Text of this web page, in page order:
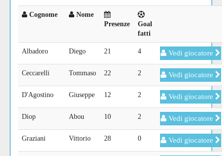
Cognome
Nome
Presenze
Goal
fatti
Albadoro Diego 21 4 Vedi giocatore
Ceccarelli Tommaso 22 2 Vedi giocatore
D'Agostino Giuseppe 12 2 Vedi giocatore
Diop Abou 10 2 Vedi giocatore
Graziani Vittorio 28 0 Vedi giocatore